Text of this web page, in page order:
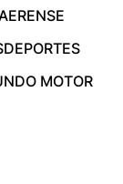
DEPORTES
MOTOR